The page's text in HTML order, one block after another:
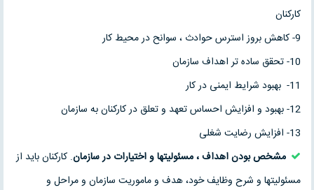
کارکنان
9- کاهش بروز استرس حوادث ، سوانح در محیط کار
10- تحقق ساده تر اهداف سازمان
11- بهبود شرایط ایمنی در کار
12- بهبود و افزایش احساس تعهد و تعلق در کارکنان به سازمان
13- افزایش رضایت شغلی
مشخص بودن اهداف ، مسئولیتها و اختیارات در سازمان. کارکنان باید از
مسئولیتها و شرح وظایف خود، هدف و ماموریت سازمان و مراحل و